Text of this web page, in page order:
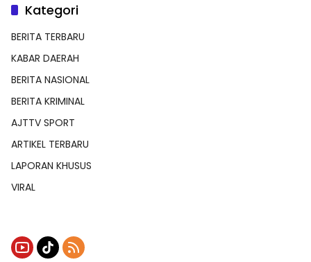
Kategori
BERITA TERBARU
KABAR DAERAH
BERITA NASIONAL
BERITA KRIMINAL
AJTTV SPORT
ARTIKEL TERBARU
LAPORAN KHUSUS
VIRAL